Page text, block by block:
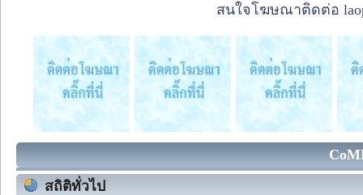
สนใจโฆษณาติดต่อ
สถิติทั่วไป